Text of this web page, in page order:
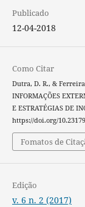
Publicado
12-04-2018
Como Citar
Dutra, D. R., &
INFORMAÇÕES
E ESTRATÉGIAS DE
https://doi.org/
Fomatos de
Edição
v. 6 n. 2 (2017)